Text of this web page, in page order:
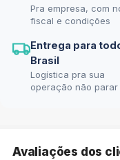
Pra empresa, com
fiscal e condições
Entrega para
Brasil
Logística pra sua
operação não parar
Avaliações dos